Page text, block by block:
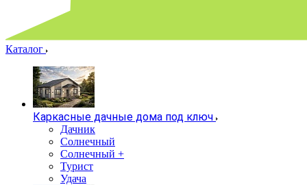
Каталог
Каркасные дачные дома под ключ
Дачник
Солнечный
Солнечный +
Турист
Удача